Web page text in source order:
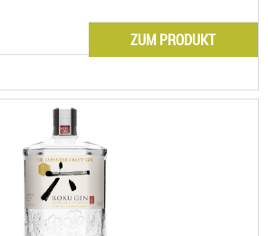
ZUM PRODUKT